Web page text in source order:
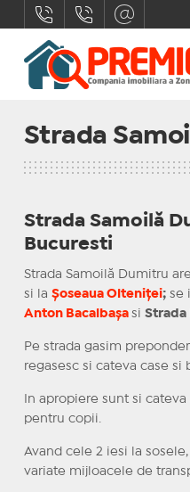
Strada
Strada Samoilă
Bucuresti
Strada Samoilă Dumitru
si la Şoseaua Olteniţei;se
Anton Bacalbaşa si Strada
Pe strada gasim
regasesc si cateva case si
In apropiere sunt si
pentru copii.
Avand cele 2 iesi la
variate mijloacele de